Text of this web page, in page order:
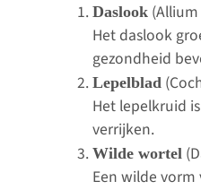
Daslook
Het daslook
gezondheid
Lepelblad
Het lepelkruid
verrijken.
Wilde wortel
Een wilde